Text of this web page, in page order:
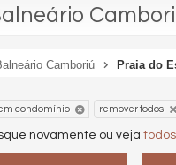
Camboriú Praia do
condomínio remover todos
novamente ou veja